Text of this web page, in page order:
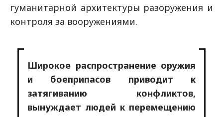
гуманитарной архитектуры разоружения и
контроля за вооружениями.
Широкое распространение оружия
и боеприпасов приводит к
затягиванию конфликтов,
вынуждает людей к перемещению